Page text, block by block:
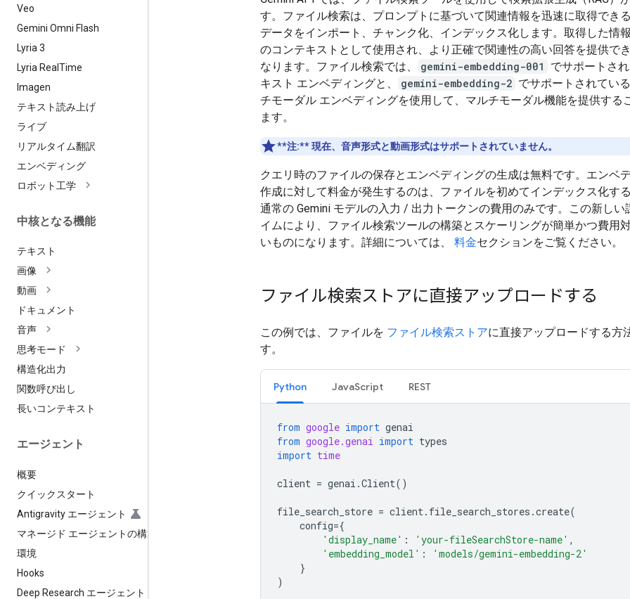
Veo
Gemini Omni Flash
Lyria 3
Lyria Real Time
Imagen
テキスト読み上げ
ライブ
リアルタイム翻訳
エンベディング
ロボット工学
中核となる機能
テキスト
画像
動画
ドキュメント
音声
思考モード
構造化出力
関数呼び出し
長いコンテキスト
エージェント
概要
クイックスタート
Antigravity エージェント
マネージド エージェントの構築
環境
Hooks
Deep Research エージェント
す。ファイル検索は、プロンプトに基づいて関連情報を迅速に取得できる
データをインポート、チャンク化、インデックス化します。取得した情
のコンテキストとして使用され、より正確で関連性の高い回答を提供で
なります。ファイル検索では、
gemini-embedding-001
でサポートさ
キスト エンベディングと、
gemini-embedding-2 でサポートされてい
チモーダル エンベディングを使用して、マルチモーダル機能を提供する
ます。
**注:**現在、音声形式と動画形式はサポートされていません。
クエリ時のファイルの保存とエンベディングの生成は無料です。エンベ
作成に対して料金が発生するのは、ファイルを初めてインデックス化する
通常の Gemini モデルの入力 / 出力トークンの費用のみです。この新しい
イムにより、ファイル検索ツールの構築とスケーリングが簡単かつ費用
いものになります。詳細については、 料金セクションをご覧ください。
ファイル検索ストアに直接アップロードする
この例では、ファイルを ファイル検索ストアに直接アップロードする方
す。
Python JavaScript REST
from google import genai
from google.genai import types
import time
client = genai .Client()
file_search_store = client. file_search_stores .create(
config={
'display_name' : 'your-fileSearchStore-name' ,
'embedding_model' :
'models/gemini-embedding-2'
}
)